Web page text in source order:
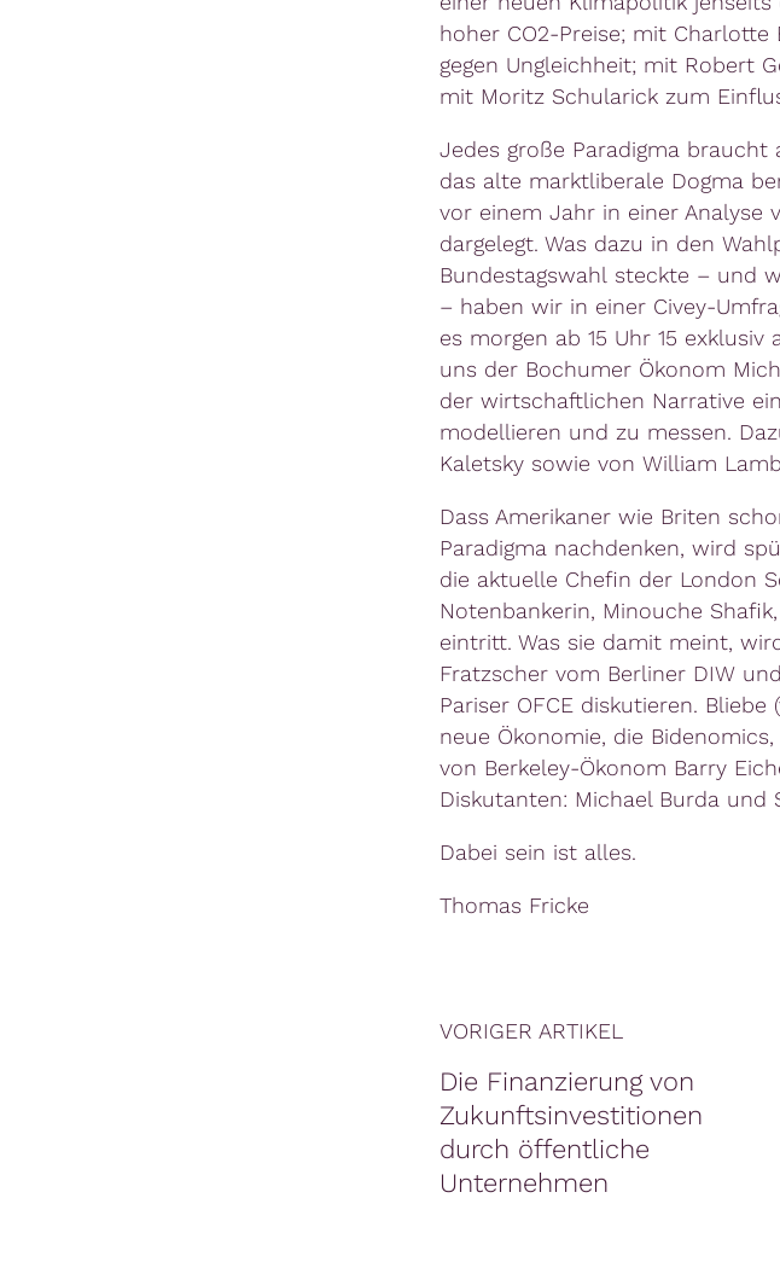
hoher CO2-Preise; mit Charlotte
gegen Ungleichheit; mit Robert
mit Moritz Schularick zum
Jedes große Paradigma braucht
das alte marktliberale Dogma
vor einem Jahr in einer Analyse
dargelegt. Was dazu in den
Bundestagswahl steckte – und
– haben wir in einer Civey-
es morgen ab 15 Uhr 15
uns der Bochumer Ökonom
der wirtschaftlichen Narrative
modellieren und zu messen.
Kaletsky sowie von William
Dass Amerikaner wie Briten
Paradigma nachdenken, wird
die aktuelle Chefin der London
Notenbankerin, Minouche
eintritt. Was sie damit meint,
Fratzscher vom Berliner DIW
Pariser OFCE diskutieren.
neue Ökonomie, die
von Berkeley-Ökonom Barry
Diskutanten: Michael Burda und
Dabei sein ist alles.
Thomas Fricke
VORIGER ARTIKEL
Die Finanzierung von
Zukunftsinvestitionen
durch öffentliche
Unternehmen